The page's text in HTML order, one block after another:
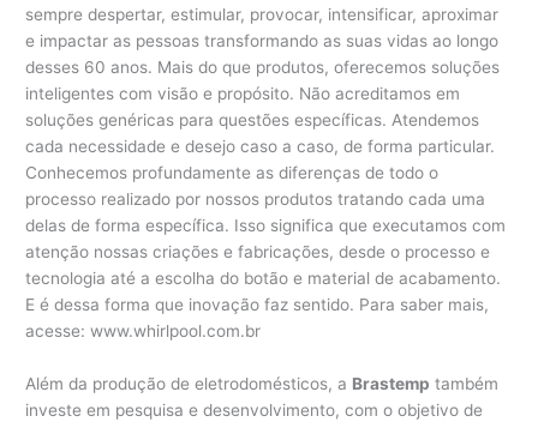
sempre despertar, estimular, provocar, intensificar, aproximar
e impactar as pessoas transformando as suas vidas ao longo
desses 60 anos. Mais do que produtos, oferecemos soluções
inteligentes com visão e propósito. Não acreditamos em
soluções genéricas para questões específicas. Atendemos
cada necessidade e desejo caso a caso, de forma particular.
Conhecemos profundamente as diferenças de todo o
processo realizado por nossos produtos tratando cada uma
delas de forma específica. Isso significa que executamos com
atenção nossas criações e fabricações, desde o processo e
tecnologia até a escolha do botão e material de acabamento.
E é dessa forma que inovação faz sentido. Para saber mais,
acesse: www.whirlpool.com.br
Além da produção de eletrodomésticos, a Brastemp também
investe em pesquisa e desenvolvimento, com o objetivo de